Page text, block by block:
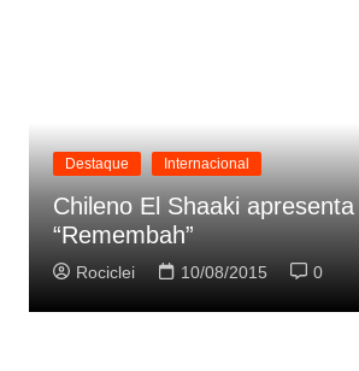
Destaque Internacional
Chileno El Shaaki
“Remembah”
Rociclei 10/08/2015 0